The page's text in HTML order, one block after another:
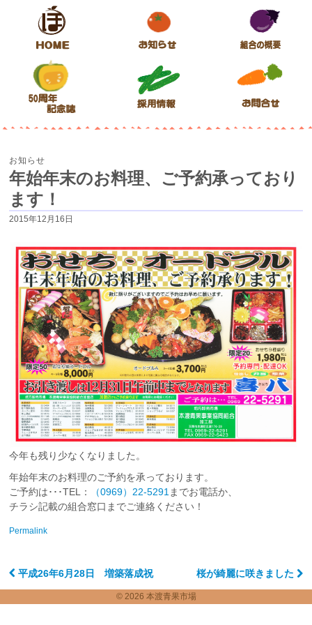
お知らせ
年始年末のお料理、ご予約承っており
ます！
2015年12月16日
今年も残り少なくなりました。
年始年末のお料理のご予約を承っております。
ご予約は･･･TEL：
（0969）22-5291 までお電話か、
チラシ記載の組合窓口までご連絡ください！
Permalink
Post navigation
平成26年6月28日 増築落成祝 桜が綺麗に咲きました
© 2026 本渡青果市場